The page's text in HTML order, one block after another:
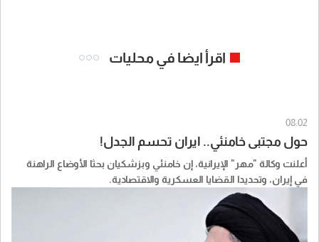
اقرأ ايضا في محليات
08:02
حول مجتبى خامنئي.. ايران تحسم الجدل!
أعلنت وكالة "مهر" الإيرانية، إن خامنئي وبزشكيان بحثا الأوضاع الراهنة
في إيران، وتحديدا القضايا العسكرية والاقتصادية.